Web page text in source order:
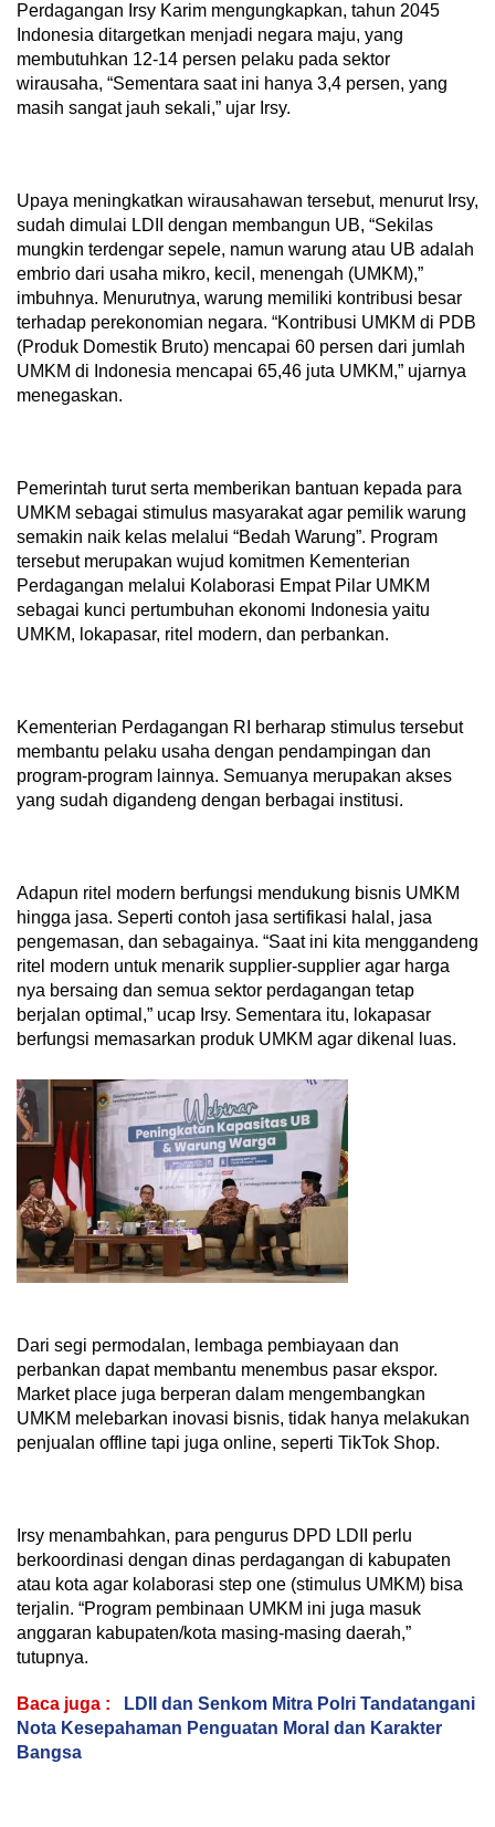
Perdagangan Irsy Karim mengungkapkan, tahun 2045
Indonesia ditargetkan menjadi negara maju, yang
membutuhkan 12-14 persen pelaku pada sektor
wirausaha, “Sementara saat ini hanya 3,4 persen, yang
masih sangat jauh sekali,” ujar Irsy.
Upaya meningkatkan wirausahawan tersebut, menurut Irsy,
sudah dimulai LDII dengan membangun UB, “Sekilas
mungkin terdengar sepele, namun warung atau UB adalah
embrio dari usaha mikro, kecil, menengah (UMKM),”
imbuhnya. Menurutnya, warung memiliki kontribusi besar
terhadap perekonomian negara. “Kontribusi UMKM di PDB
(Produk Domestik Bruto) mencapai 60 persen dari jumlah
UMKM di Indonesia mencapai 65,46 juta UMKM,” ujarnya
menegaskan.
Pemerintah turut serta memberikan bantuan kepada para
UMKM sebagai stimulus masyarakat agar pemilik warung
semakin naik kelas melalui “Bedah Warung”. Program
tersebut merupakan wujud komitmen Kementerian
Perdagangan melalui Kolaborasi Empat Pilar UMKM
sebagai kunci pertumbuhan ekonomi Indonesia yaitu
UMKM, lokapasar, ritel modern, dan perbankan.
Kementerian Perdagangan RI berharap stimulus tersebut
membantu pelaku usaha dengan pendampingan dan
program-program lainnya. Semuanya merupakan akses
yang sudah digandeng dengan berbagai institusi.
Adapun ritel modern berfungsi mendukung bisnis UMKM
hingga jasa. Seperti contoh jasa sertifikasi halal, jasa
pengemasan, dan sebagainya. “Saat ini kita menggandeng
ritel modern untuk menarik supplier-supplier agar harga
nya bersaing dan semua sektor perdagangan tetap
berjalan optimal,” ucap Irsy. Sementara itu, lokapasar
berfungsi memasarkan produk UMKM agar dikenal luas.
Dari segi permodalan, lembaga pembiayaan dan
perbankan dapat membantu menembus pasar ekspor.
Market place juga berperan dalam mengembangkan
UMKM melebarkan inovasi bisnis, tidak hanya melakukan
penjualan offline tapi juga online, seperti TikTok Shop.
Irsy menambahkan, para pengurus DPD LDII perlu
berkoordinasi dengan dinas perdagangan di kabupaten
atau kota agar kolaborasi step one (stimulus UMKM) bisa
terjalin. “Program pembinaan UMKM ini juga masuk
anggaran kabupaten/kota masing-masing daerah,”
tutupnya.
Baca juga :
LDII dan Senkom Mitra Polri Tandatangani
Nota Kesepahaman Penguatan Moral dan Karakter
Bangsa